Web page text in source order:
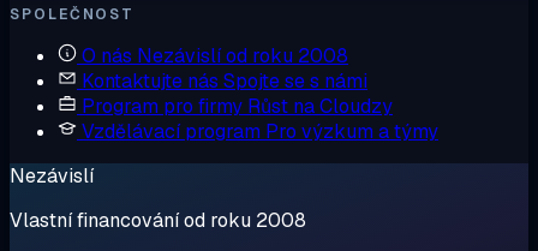
SPOLEČNOST
O nás Nezávislí od roku 2008
Kontaktujte nás Spojte se s námi
Program pro firmy Růst na Cloudzy
Vzdělávací program Pro výzkum a týmy
Nezávislí
Vlastní financování od roku 2008